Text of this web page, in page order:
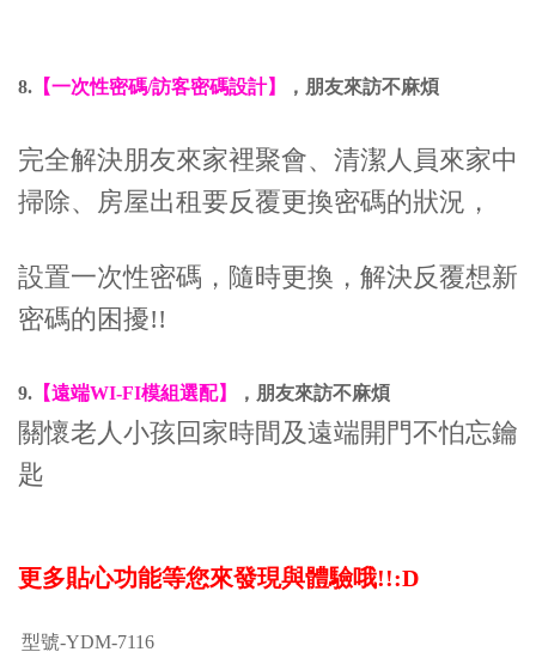
8. 【一次性密碼/訪客密碼設計】 ，朋友來訪不麻煩
完全解決朋友來家裡聚會、清潔人員來家中
掃除、房屋出租要反覆更換密碼的狀況，
設置一次性密碼，隨時更換，解決反覆想新
密碼的困擾!!
9. 【遠端WI-FI模組選配】 ，朋友來訪不麻煩
關懷老人小孩回家時間及遠端開門不怕忘鑰
匙
更多貼心功能等您來發現與體驗哦!!:D
型號-YDM-7116